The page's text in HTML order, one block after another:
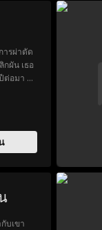
ารผ่าตัด
ผัน เธอ
ต่อมา อี
บเขา